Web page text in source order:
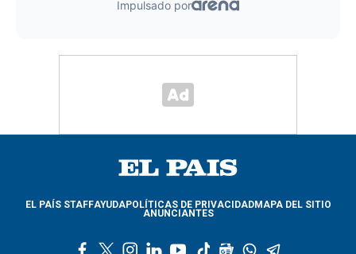
EL PAÍS STAFFAYUDAPOLÍTICAS DE PRIVACIDADMAPA DEL SITIO
ANUNCIANTES
l y t g w